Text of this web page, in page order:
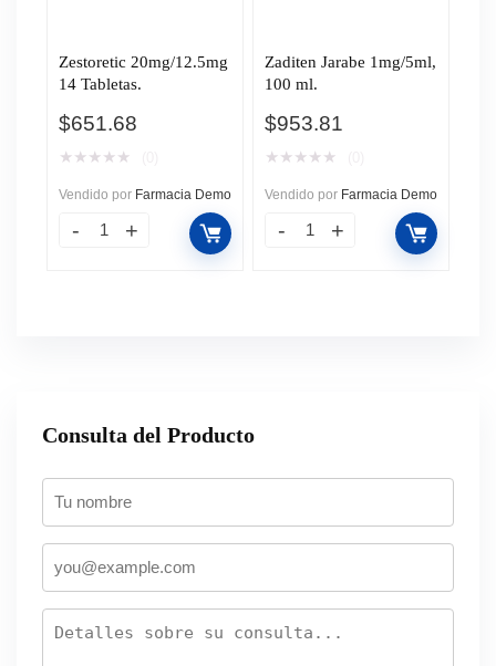
Zestoretic 20mg/12.5mg
14 Tabletas.
$651.68
★ ★ ★ ★ ★
Vendido por Farmacia Demo
Zaditen Jarabe 1mg/5ml,
100 ml.
$953.81
★ ★ ★ ★ ★
Vendido por Farmacia Demo
Consulta del Producto